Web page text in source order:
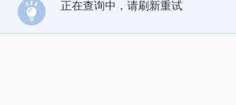
正在查询中，请刷新重试